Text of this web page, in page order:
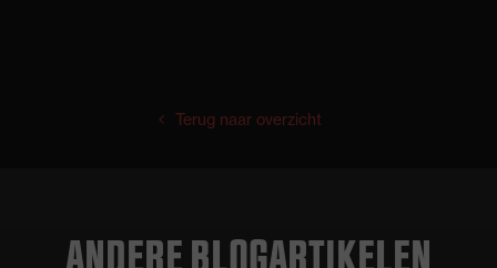
Terug naar overzicht